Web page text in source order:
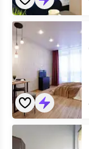
Квартира-
студия
Крымская
10
месяц
Квартира-
студия